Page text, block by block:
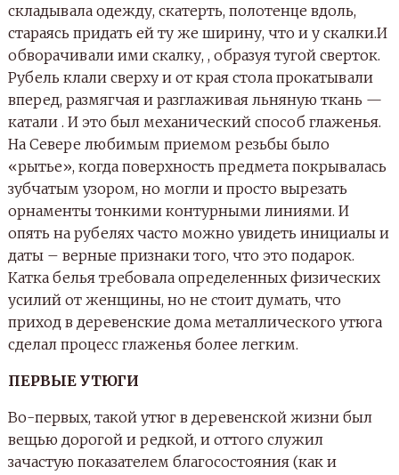
складывала одежду, скатерть, полотенце вдоль,
стараясь придать ей ту же ширину, что и у скалки.И
обворачивали ими скалку, , образуя тугой сверток.
Рубель клали сверху и от края стола прокатывали
вперед, размягчая и разглаживая льняную ткань —
катали . И это был механический способ глаженья.
На Севере любимым приемом резьбы было
«рытье», когда поверхность предмета покрывалась
зубчатым узором, но могли и просто вырезать
орнаменты тонкими контурными линиями. И
опять на рубелях часто можно увидеть инициалы и
даты – верные признаки того, что это подарок.
Катка белья требовала определенных физических
усилий от женщины, но не стоит думать, что
приход в деревенские дома металлического утюга
сделал процесс глаженья более легким.
ПЕРВЫЕ УТЮГИ
Во-первых, такой утюг в деревенской жизни был
вещью дорогой и редкой, и оттого служил
зачастую показателем благосостояния (как и